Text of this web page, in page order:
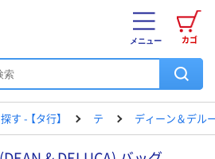
カゴ
メニュー
す - 【タ行】 テ ディーン＆デル